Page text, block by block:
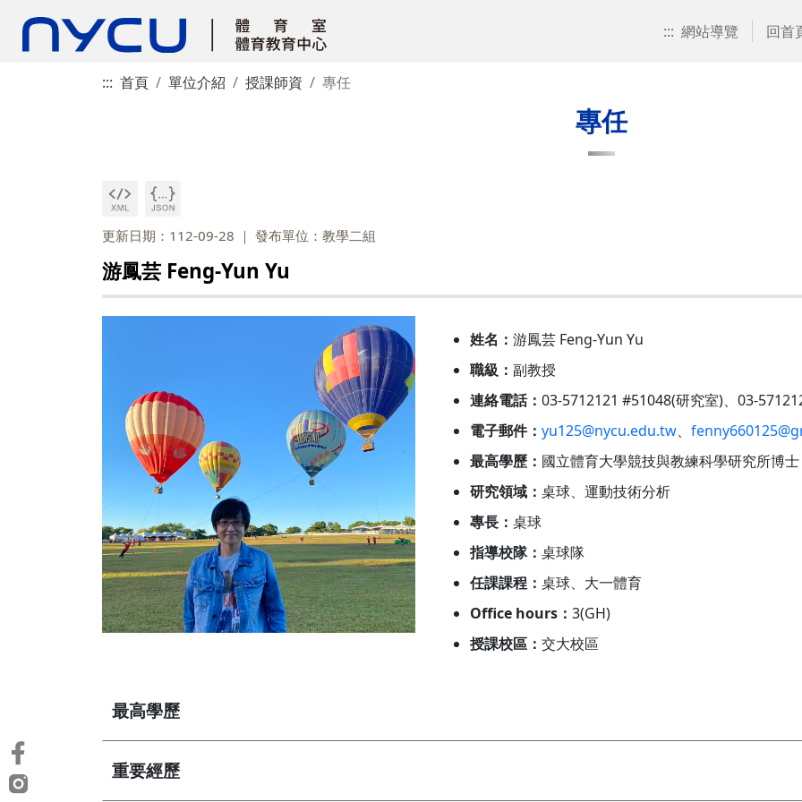
::: 網站導覽 回首
::: 首頁 單位介紹 授課師資 專任
專任
更新日期：112-09-28 發布單位：教學二組
游鳳芸 Feng-Yun Yu
姓名： 游鳳芸 Feng-Yun Yu
職級： 副教授
連絡電話： 03-5712121 #51048(研究室)、03-
電子郵件： yu125@nycu.edu.tw、
最高學歷： 國立體育大學競技與教練科學研究所博士
研究領域： 桌球、運動技術分析
專長： 桌球
指導校隊： 桌球隊
任課課程： 桌球、大一體育
Office hours： 3(GH)
授課校區： 交大校區
最高學歷
重要經歷